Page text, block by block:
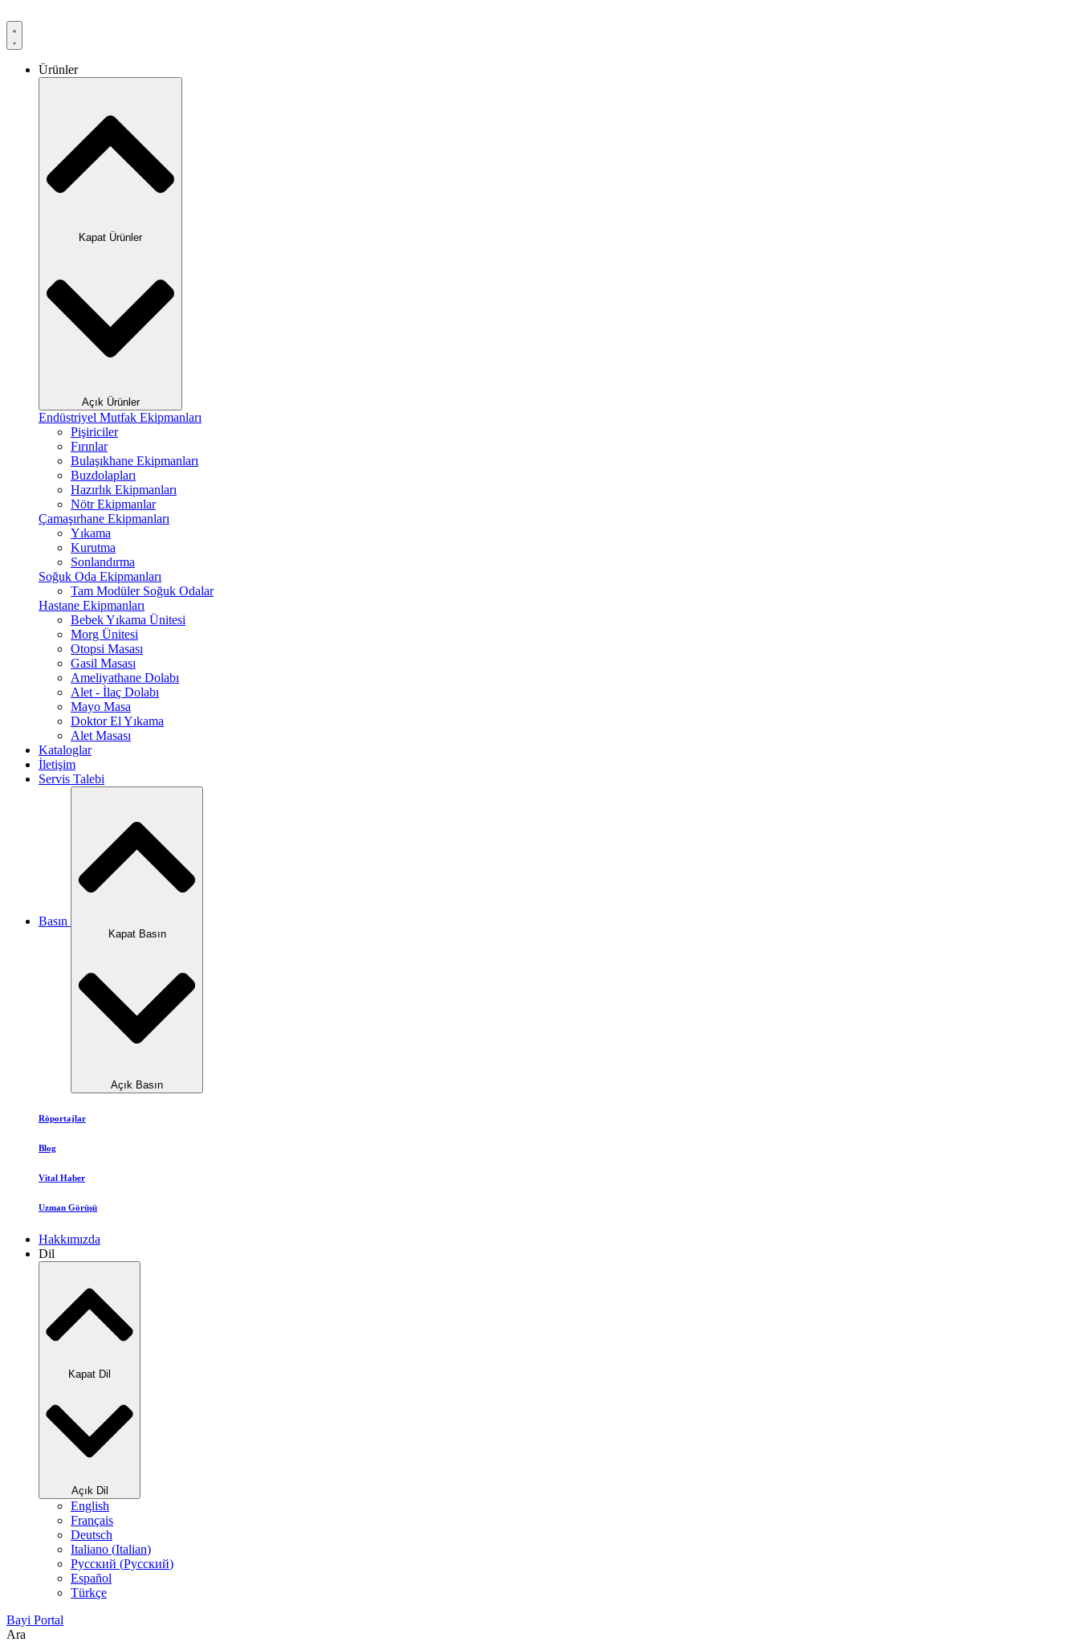
Ürünler
Kapat Ürünler
Açık Ürünler
Endüstriyel Mutfak Ekipmanları
Pişiriciler
Fırınlar
Bulaşıkhane Ekipmanları
Buzdolapları
Hazırlık Ekipmanları
Nötr Ekipmanlar
Çamaşırhane Ekipmanları
Yıkama
Kurutma
Sonlandırma
Soğuk Oda Ekipmanları
Tam Modüler Soğuk Odalar
Hastane Ekipmanları
Bebek Yıkama Ünitesi
Morg Ünitesi
Otopsi Masası
Gasil Masası
Ameliyathane Dolabı
Alet - İlaç Dolabı
Mayo Masa
Doktor El Yıkama
Alet Masası
Kataloglar
İletişim
Servis Talebi
Basın
Kapat Basın
Açık Basın
Röportajlar
Blog
Vital Haber
Uzman Görüşü
Hakkımızda
Dil
Kapat Dil
Açık Dil
English
Français
Deutsch
Italiano (Italian)
Русский (Pусский)
Español
Türkçe
Bayi Portal
Ara